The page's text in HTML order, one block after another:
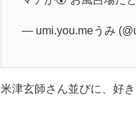
— umi.you.meうみ
米津玄師さん並びに、好